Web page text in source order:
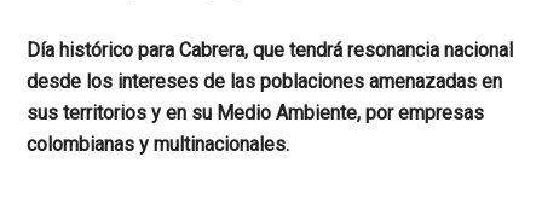
Día histórico para Cabrera, que tendrá resonancia nacional
desde los intereses de las poblaciones amenazadas en
sus territorios y en su Medio Ambiente, por empresas
colombianas y multinacionales.